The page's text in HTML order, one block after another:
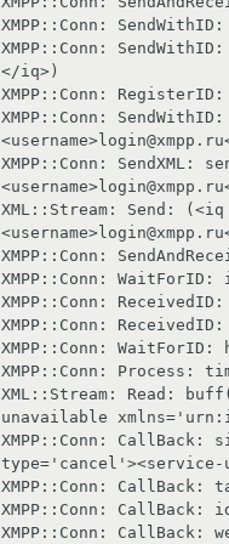
XMPP::Conn:
XMPP::Conn:
</iq>)
XMPP::Conn:
XMPP::Conn:
XMPP::Conn:
XML::Stream: Send:
XMPP::Conn:
XMPP::Conn:
XMPP::Conn:
XMPP::Conn:
XMPP::Conn:
XMPP::Conn: Process:
XML::Stream: Read:
unavailable
XMPP::Conn:
XMPP::Conn: CallBack:
XMPP::Conn: CallBack:
XMPP::Conn: